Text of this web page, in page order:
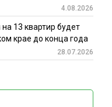
4.08.2026
13 квартир будет
крае до конца года
28.07.2026